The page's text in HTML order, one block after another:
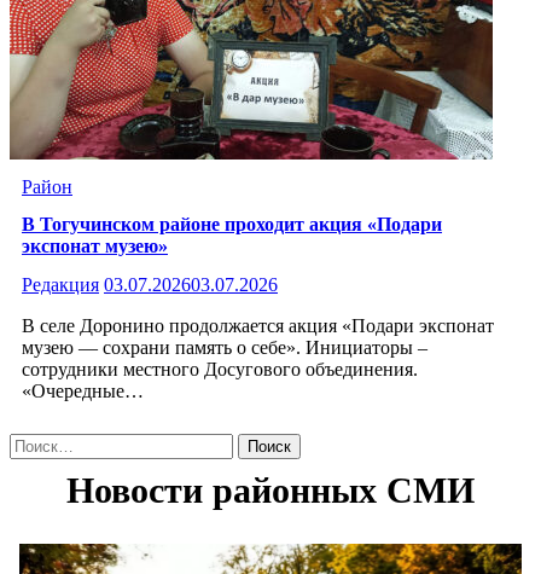
Район
В Тогучинском районе проходит акция «Подари
экспонат музею»
Редакция 03.07.202603.07.2026
В селе Доронино продолжается акция «Подари экспонат
музею — сохрани память о себе». Инициаторы –
сотрудники местного Досугового объединения.
«Очередные…
Найти: